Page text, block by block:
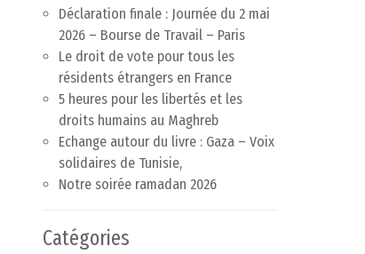
Déclaration finale : Journée du 2 mai
2026 – Bourse de Travail – Paris
Le droit de vote pour tous les
résidents étrangers en France
5 heures pour les libertés et les
droits humains au Maghreb
Echange autour du livre : Gaza – Voix
solidaires de Tunisie,
Notre soirée ramadan 2026
Catégories